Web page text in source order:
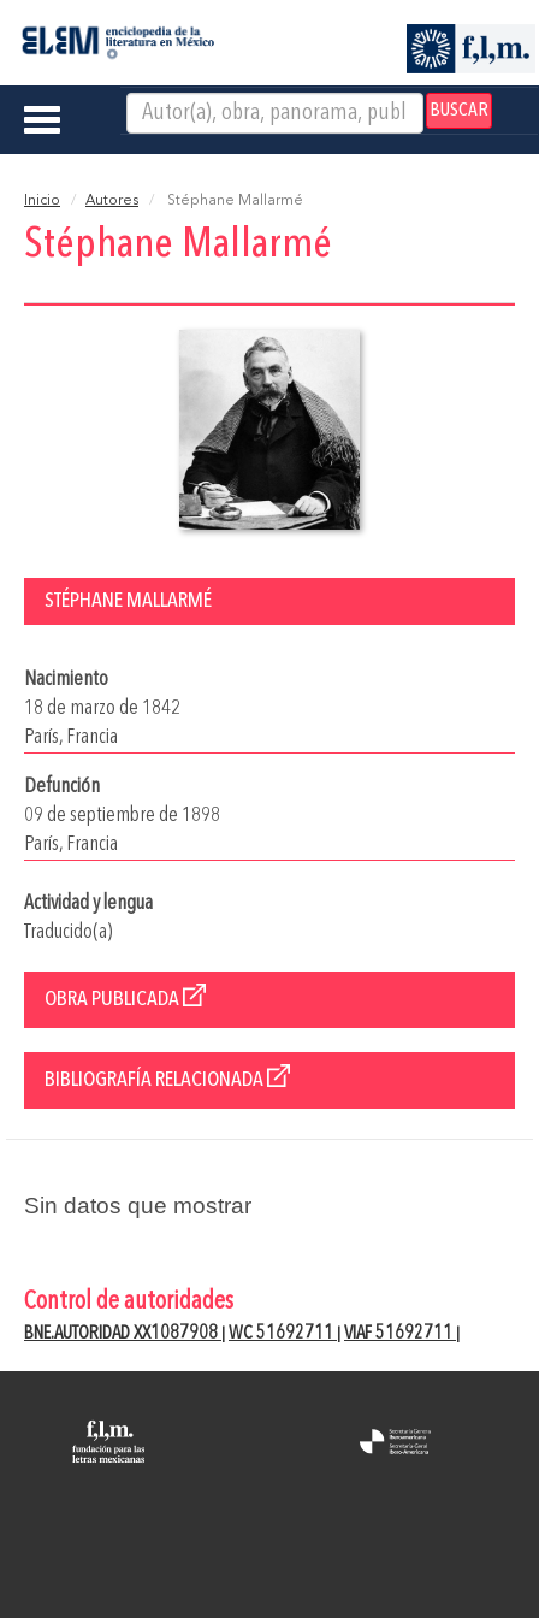
BUSCAR
Toggle
Inicio Autores Stéphane Mallarmé
Stéphane Mallarmé
STÉPHANE MALLARMÉ
Nacimiento
18 de marzo de 1842
París, Francia
Defunción
09 de septiembre de 1898
París, Francia
Actividad y lengua
Traducido(a)
OBRA PUBLICADA
BIBLIOGRAFÍA RELACIONADA
Sin datos que mostrar
Control de autoridades
BNE.AUTORIDAD XX1087908 WC 51692711 VIAF 51692711